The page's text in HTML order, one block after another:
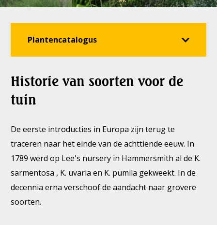
Plantencatalogus
Historie van soorten voor de
tuin
De eerste introducties in Europa zijn terug te
traceren naar het einde van de achttiende eeuw. In
1789 werd op Lee's nursery in Hammersmith al de K.
sarmentosa , K. uvaria en K. pumila gekweekt. In de
decennia erna verschoof de aandacht naar grovere
soorten.